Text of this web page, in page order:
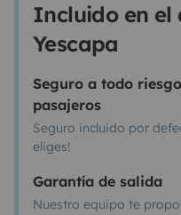
Incluido en el
Yescapa
Seguro a todo
pasajeros
Seguro incluido por
eliges!
Garantía de salida
Nuestro equipo te